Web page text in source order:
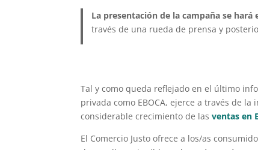
La presentación de la campaña se hará
través de una rueda de prensa y
Tal y como queda reflejado en el último
privada como EBOCA, ejerce a través de
considerable crecimiento de lasventas en
El Comercio Justo ofrece a los/as